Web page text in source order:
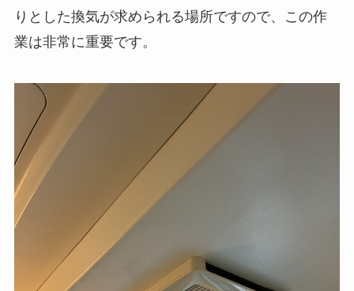
りとした換気が求められる場所ですので、この作
業は非常に重要です。